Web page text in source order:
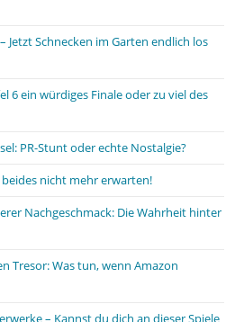
Jetzt Schnecken im Garten endlich los
6 ein würdiges Finale oder zu viel des
PR-Stunt oder echte Nostalgie?
beides nicht mehr erwarten!
Nachgeschmack: Die Wahrheit hinter
Tresor: Was tun, wenn Amazon
– Kannst du dich an dieser Spiele